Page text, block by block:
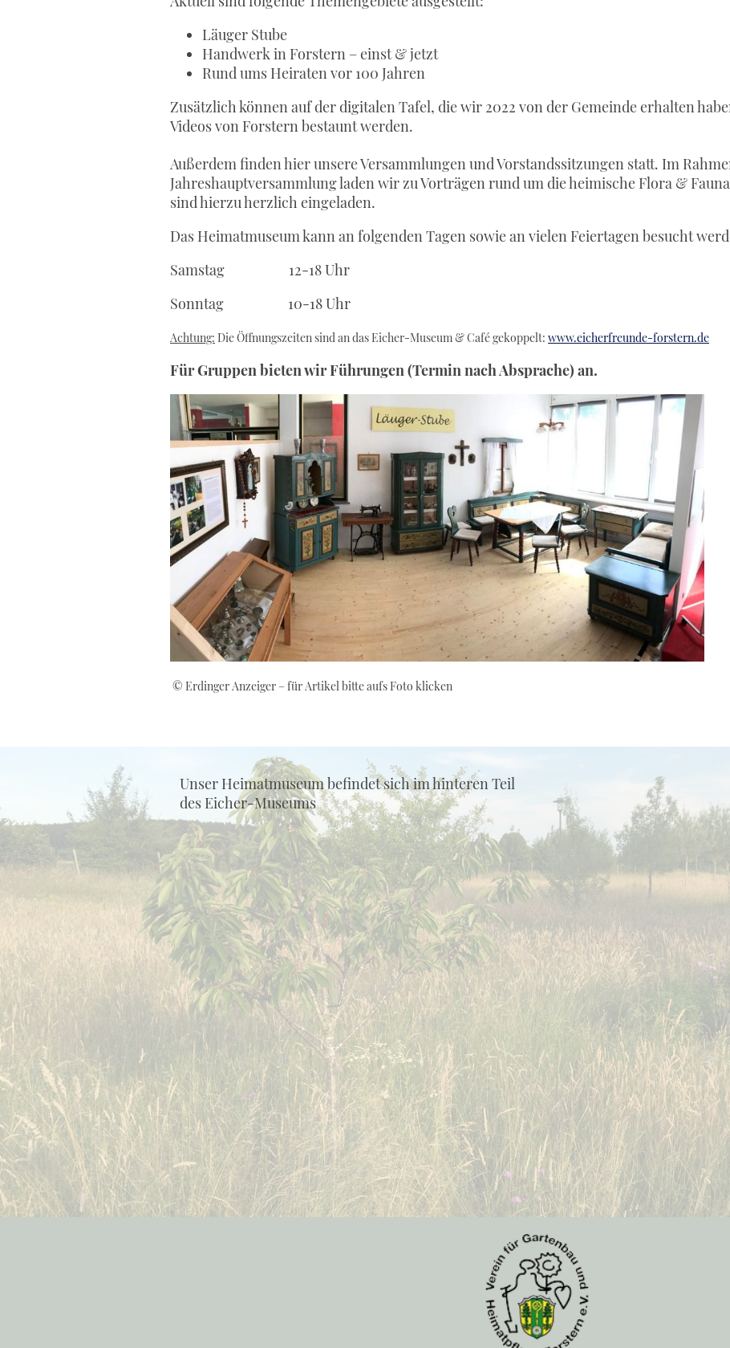
Läuger Stube
Handwerk in Forstern – einst & jetzt
Rund ums Heiraten vor 100 Jahren
Zusätzlich können auf der digitalen Tafel, die wir 2022 von der Gemeinde erhalten
Videos von Forstern bestaunt werden.
Außerdem finden hier unsere Versammlungen und Vorstandssitzungen statt. Im
Jahreshauptversammlung laden wir zu Vorträgen rund um die heimische Flora &
sind hierzu herzlich eingeladen.
Das Heimatmuseum kann an folgenden Tagen sowie an vielen Feiertagen besucht
Samstag 12-18 Uhr
Sonntag 10-18 Uhr
Achtung: Die Öffnungszeiten sind an das Eicher-Museum & Café gekoppelt: www.eicherfreunde-forstern.de
Für Gruppen bieten wir Führungen (Termin nach Absprache) an.
© Erdinger Anzeiger – für Artikel bitte aufs Foto klicken
Unser Heimatmuseum befindet sich im hinteren Teil
des Eicher-Museums